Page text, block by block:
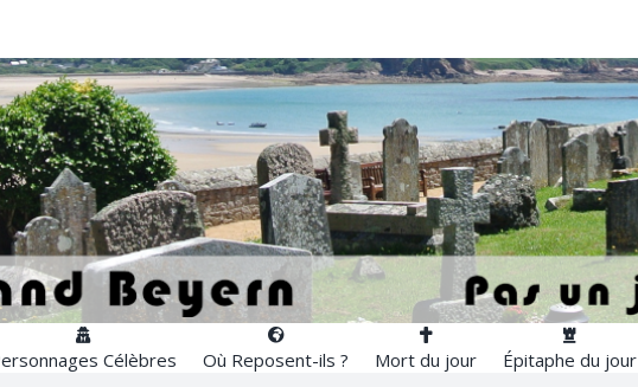
Célèbres Où Reposent-ils ? Mort du jour Épitaphe du jour